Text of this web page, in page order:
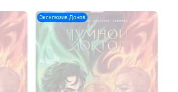
Эксклюзив Донов